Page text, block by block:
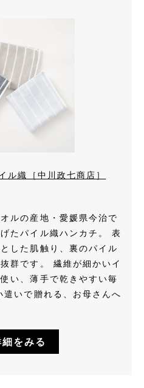
ル織［中川政七商店］
ルの産地・愛媛県今治で
たパイル織ハンカチ。 表
した肌触り、裏のパイル
群です。 繊維が細かいイ
い、薄手で乾きやすい毎
いで贈れる、お母さんへ
をみる